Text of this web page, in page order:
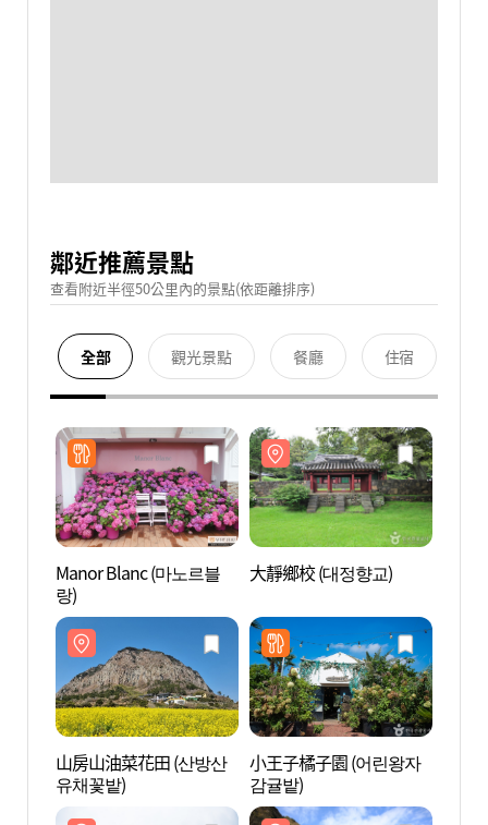
鄰近推薦景點
查看附近半徑50公里內的景點(依距離排序)
全部 觀光景點 餐廳 住宿
Manor Blanc (마노르블
랑)
大靜鄉校 (대정향교)
山房山油菜花田 (산방산
유채꽃밭)
小王子橘子園 (어린왕자
감귤밭)